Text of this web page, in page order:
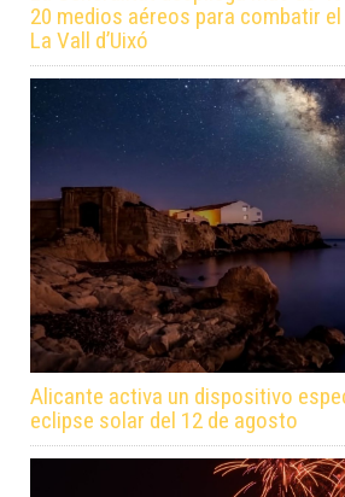
20 medios aéreos para combatir
La Vall d’Uixó
Alicante activa un dispositivo
eclipse solar del 12 de agosto